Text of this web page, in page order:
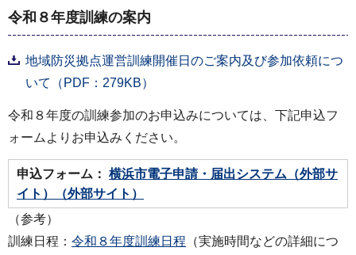
令和８年度訓練の案内
地域防災拠点運営訓練開催日のご案内及び参加依頼につ
いて（PDF：279KB）
令和８年度の訓練参加のお申込みについては、下記申込フ
ォームよりお申込みください。
申込フォーム： 横浜市電子申請・届出システム（外部サ
イト）（外部サイト）
（参考）
訓練日程： 令和８年度訓練日程 （実施時間などの詳細につ